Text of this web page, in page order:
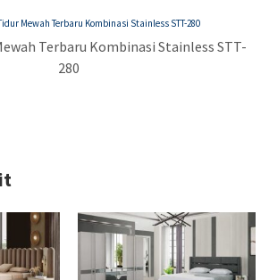
Terbaru Kombinasi Stainless STT-
280